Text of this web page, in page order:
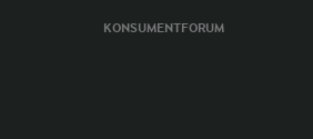
KONSUMENTFORUM